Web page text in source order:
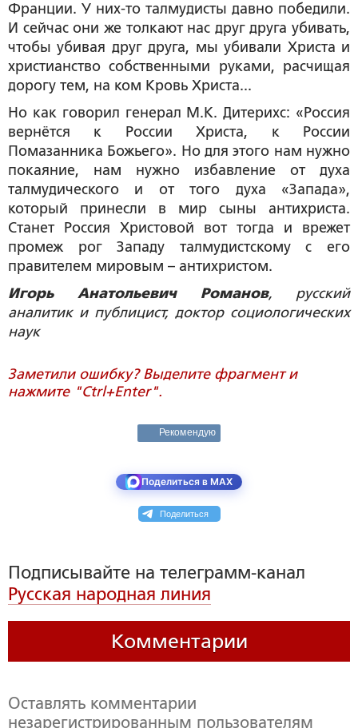
Франции. У них-то талмудисты давно победили.
И сейчас они же толкают нас друг друга убивать,
чтобы убивая друг друга, мы убивали Христа и
христианство собственными руками, расчищая
дорогу тем, на ком Кровь Христа...
Но как говорил генерал М.К. Дитерихс: «Россия
вернётся к России Христа, к России
Помазанника Божьего». Но для этого нам нужно
покаяние, нам нужно избавление от духа
талмудического и от того духа «Запада»,
который принесли в мир сыны антихриста.
Станет Россия Христовой вот тогда и врежет
промеж рог Западу талмудистскому с его
правителем мировым – антихристом.
Игорь Анатольевич Романов, русский
аналитик и публицист, доктор социологических
наук
Заметили ошибку? Выделите фрагмент и
нажмите "Ctrl+Enter".
Рекомендую
Поделиться в MAX
Поделиться
Подписывайте на телеграмм-канал
Русская народная линия
Комментарии
Оставлять комментарии
незарегистрированным пользователям